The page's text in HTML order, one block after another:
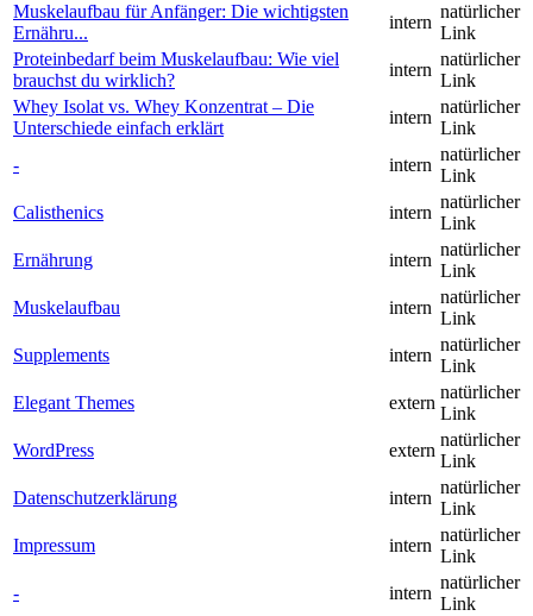
Muskelaufbau für Anfänger: Die wichtigsten
Ernähru...
intern
natürlicher
Link
Proteinbedarf beim Muskelaufbau: Wie viel
brauchst du wirklich?
intern
natürlicher
Link
Whey Isolat vs. Whey Konzentrat – Die
Unterschiede einfach erklärt
intern
natürlicher
Link
-
intern
natürlicher
Link
Calisthenics
intern
natürlicher
Link
Ernährung
intern
natürlicher
Link
Muskelaufbau
intern
natürlicher
Link
Supplements
intern
natürlicher
Link
Elegant Themes
extern
natürlicher
Link
WordPress
extern
natürlicher
Link
Datenschutz­erklärung
intern
natürlicher
Link
Impressum
intern
natürlicher
Link
-
intern
natürlicher
Link